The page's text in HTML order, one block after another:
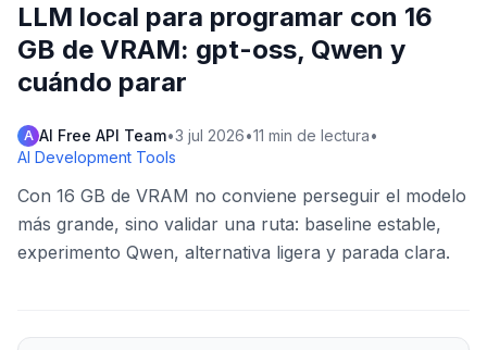
LLM local para programar con 16
GB de VRAM: gpt-oss, Qwen y
cuándo parar
A AI Free API Team•3 jul 2026•11 min de lectura•
AI Development Tools
Con 16 GB de VRAM no conviene perseguir el modelo
más grande, sino validar una ruta: baseline estable,
experimento Qwen, alternativa ligera y parada clara.